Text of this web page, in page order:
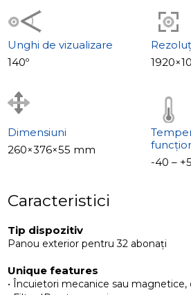
• Mechaniczny filtru IR cut
• Iluminarea plăcuței
• Cititor carduri EM-Marin
• Memorie încorporată pentru
Unghi de vizualizare
140º
Dimensiuni
260×376×55 mm
-40 –
Caracteristici
Tip dispozitiv
Panou exterior pentru 32 abonați
Unique features
• Încuietori mecanice sau magnetice,